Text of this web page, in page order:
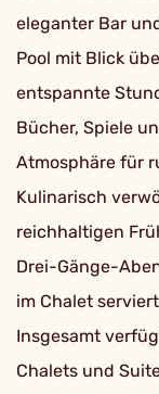
eleganter Bar
Pool mit Blick
entspannte
Bücher, Spiele
Atmosphäre für
Kulinarisch
reichhaltigen
Drei-Gänge-
im Chalet
Insgesamt
Chalets und